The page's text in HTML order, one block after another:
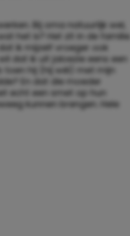
Bij oma natuurlijk wel,
het is? Het zit in de familie.
ik mijzelf vroeger ook
dat ik uit jaloezie eens een
hij (hij wél) met mijn
En dat die moeder
echt een smet op hun
kunnen brengen. Hele